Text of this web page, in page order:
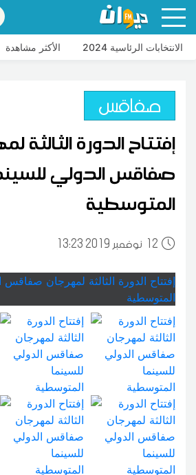
الانتخابات الرئاسية 2024 الأكثر مشاهدة
صفاقس
إفتتاح الدورة الثالثة
صفاقس الدولي
المتوسطية
12 13:23 2019 نوفمبر